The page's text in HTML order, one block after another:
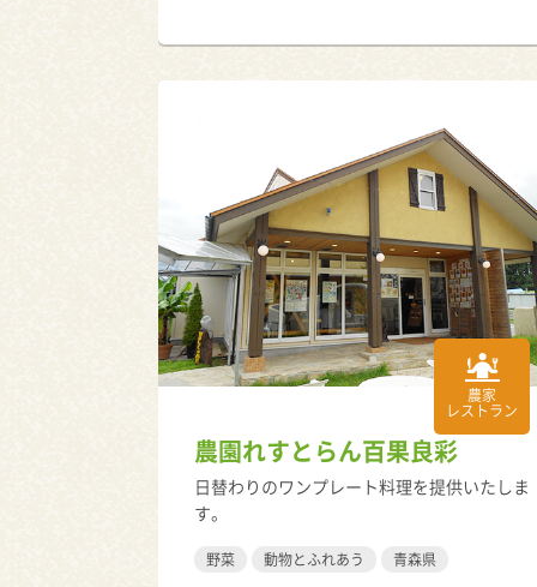
農家
レストラン
農園れすとらん百果良彩
日替わりのワンプレート料理を提供いたしま
す。
野菜 動物とふれあう 青森県